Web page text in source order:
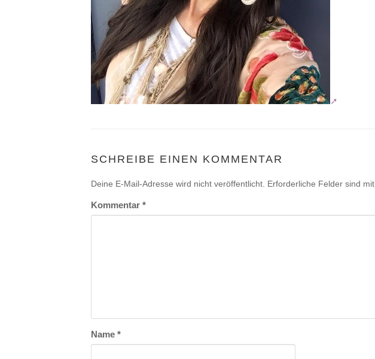
SCHREIBE EINEN KOMMENTAR
Deine E-Mail-Adresse wird nicht veröffentlicht. Erforderliche Felder sind mit
Kommentar *
Name *